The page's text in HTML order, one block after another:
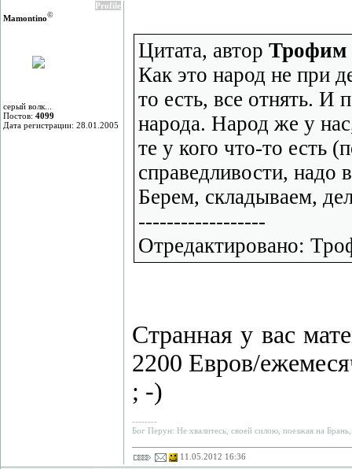
Profile
Mamontino©
серый волк...
Постов: 4099
Дата регистрации: 28.01.2005
Цитата, автор Трофим
Как это народ не при
то есть, все отнять. И
народа. Народ же у
те у кого что-то есть
справедливости, надо
Берем, складываем,
------------------
Отредактировано:
Странная у вас
2200 Eвров/
; -)
--------
Бог Перун: Не хвалитесь, своей силою, поезжая на
11.05.2012 16:36